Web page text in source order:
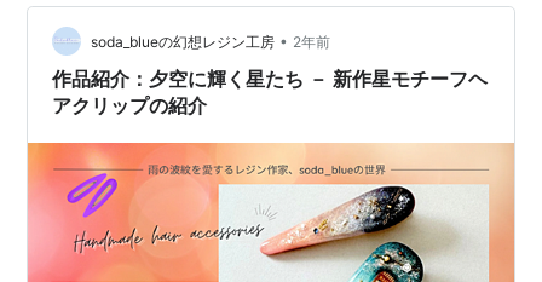
のように、輪郭はやわらかく、それでいて確かな存在感
を放っている。 🌸 雨上がりの朝。濃くなった緑、きらめ
く花びら。そのあいだを、植物たちのやさしい…
soda_blueの幻想レジン工房 • 2年前
作品紹介：夕空に輝く星たち － 新作星モチーフヘ
アクリップの紹介